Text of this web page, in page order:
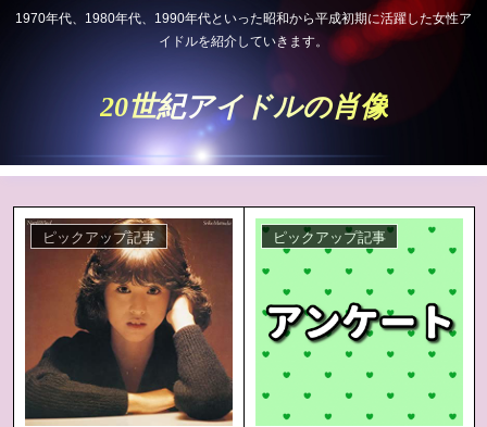
1970年代、1980年代、1990年代といった昭和から平成初期に活躍した女性ア
イドルを紹介していきます。
20世紀アイドルの肖像
ピックアップ記事 ピックアップ記事